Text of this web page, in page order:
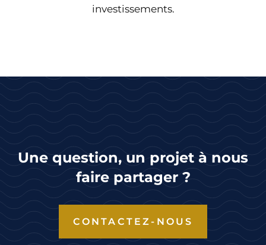
investissements.
Une question, un projet à nous
faire partager ?
CONTACTEZ-NOUS